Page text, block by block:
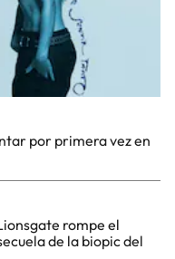
por primera vez en
rompe el
de la biopic del